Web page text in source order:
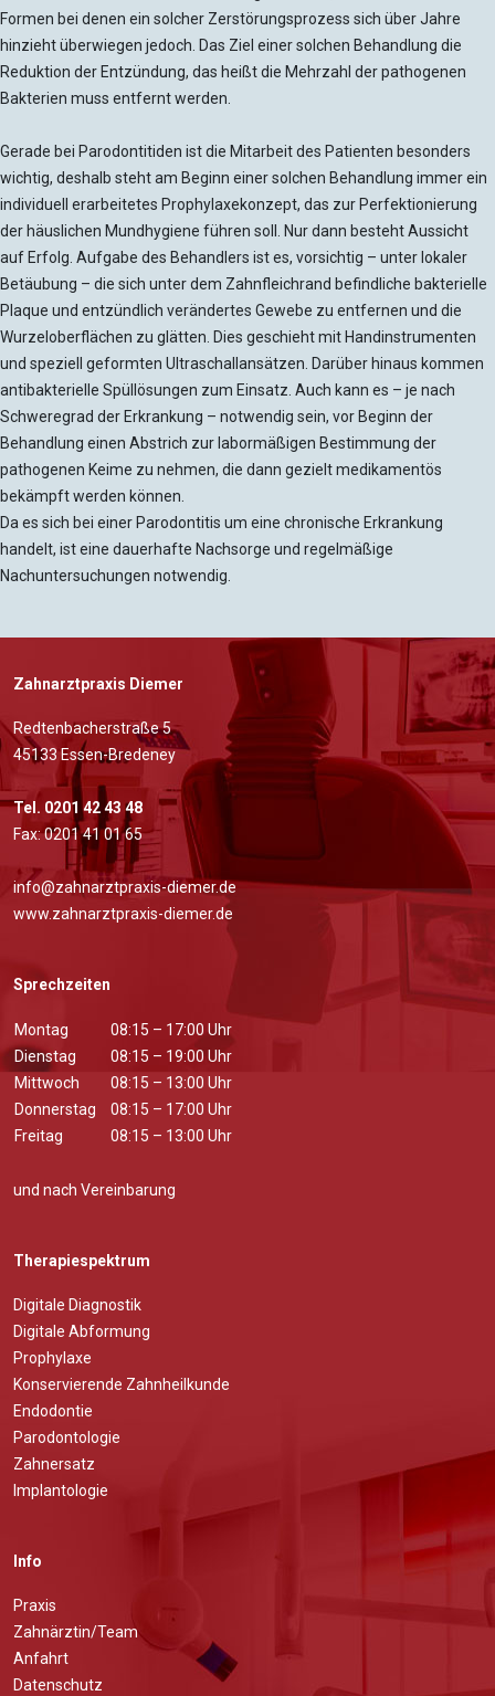
Formen bei denen ein solcher Zerstörungsprozess sich über Jahre
hinzieht überwiegen jedoch. Das Ziel einer solchen Behandlung die
Reduktion der Entzündung, das heißt die Mehrzahl der pathogenen
Bakterien muss entfernt werden.
Gerade bei Parodontitiden ist die Mitarbeit des Patienten besonders
wichtig, deshalb steht am Beginn einer solchen Behandlung immer ein
individuell erarbeitetes Prophylaxekonzept, das zur Perfektionierung
der häuslichen Mundhygiene führen soll. Nur dann besteht Aussicht
auf Erfolg. Aufgabe des Behandlers ist es, vorsichtig – unter lokaler
Betäubung – die sich unter dem Zahnfleichrand befindliche bakterielle
Plaque und entzündlich verändertes Gewebe zu entfernen und die
Wurzeloberflächen zu glätten. Dies geschieht mit Handinstrumenten
und speziell geformten Ultraschallansätzen. Darüber hinaus kommen
antibakterielle Spüllösungen zum Einsatz. Auch kann es – je nach
Schweregrad der Erkrankung – notwendig sein, vor Beginn der
Behandlung einen Abstrich zur labormäßigen Bestimmung der
pathogenen Keime zu nehmen, die dann gezielt medikamentös
bekämpft werden können.
Da es sich bei einer Parodontitis um eine chronische Erkrankung
handelt, ist eine dauerhafte Nachsorge und regelmäßige
Nachuntersuchungen notwendig.
Zahnarztpraxis Diemer
Redtenbacherstraße 5
45133 Essen-Bredeney
Tel. 0201 42 43 48
Fax: 0201 41 01 65
info@zahnarztpraxis-diemer.de
www.zahnarztpraxis-diemer.de
Sprechzeiten
Montag
Dienstag
Mittwoch
Donnerstag
Freitag
08:15 – 17:00 Uhr
08:15 – 19:00 Uhr
08:15 – 13:00 Uhr
08:15 – 17:00 Uhr
08:15 – 13:00 Uhr
und nach Vereinbarung
Therapiespektrum
Digitale Diagnostik
Digitale Abformung
Prophylaxe
Konservierende Zahnheilkunde
Endodontie
Parodontologie
Zahnersatz
Implantologie
Info
Praxis
Zahnärztin/Team
Anfahrt
Datenschutz